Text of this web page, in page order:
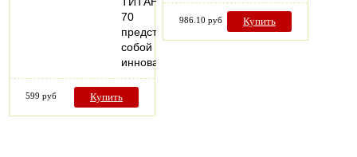
70
представляет
собой
инновационное…
599 руб Купить
986.10 руб Купить